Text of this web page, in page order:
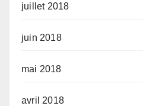
juillet 2018
juin 2018
mai 2018
avril 2018